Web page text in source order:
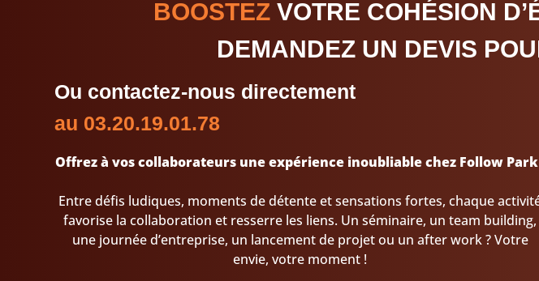
BOOSTEZ VOTRE COHÉSION
DEMANDEZ UN DEVIS
Ou contactez-nous directement
au 03.20.19.01.78
Offrez à vos collaborateurs une expérience inoubliable chez Follow
Entre défis ludiques, moments de détente et sensations fortes, chaque
favorise la collaboration et resserre les liens. Un séminaire, un team building,
une journée d’entreprise, un lancement de projet ou un after work ? Votre
envie, votre moment !